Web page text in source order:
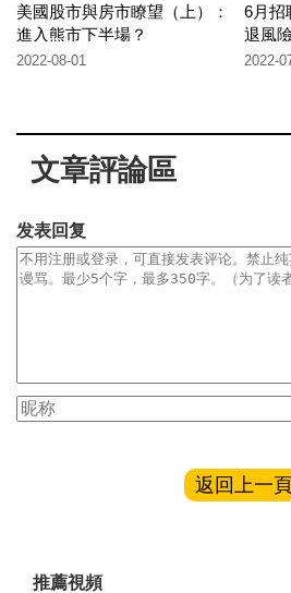
美國股市與房市瞭望（上）：
進入熊市下半場？
2022-08-01
6月招
退風
2022-
文章評論區
发表回复
返回上一
推薦視頻